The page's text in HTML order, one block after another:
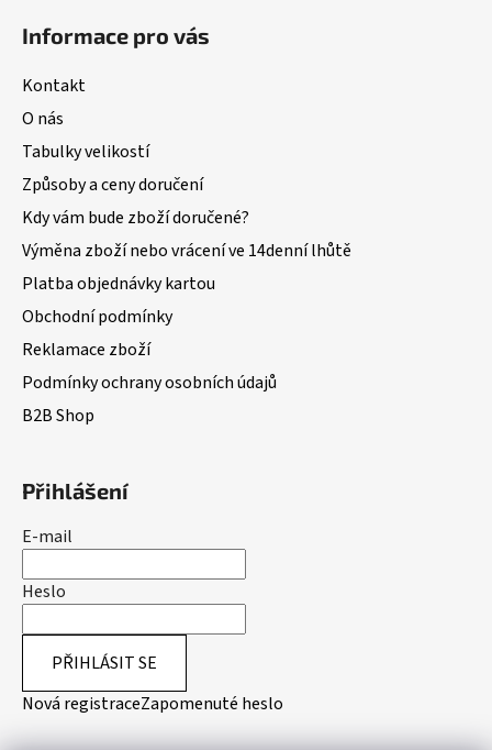
Informace pro vás
Kontakt
O nás
Tabulky velikostí
Způsoby a ceny doručení
Kdy vám bude zboží doručené?
Výměna zboží nebo vrácení ve 14denní lhůtě
Platba objednávky kartou
Obchodní podmínky
Reklamace zboží
Podmínky ochrany osobních údajů
B2B Shop
Přihlášení
E-mail
Heslo
PŘIHLÁSIT SE
Nová registraceZapomenuté heslo